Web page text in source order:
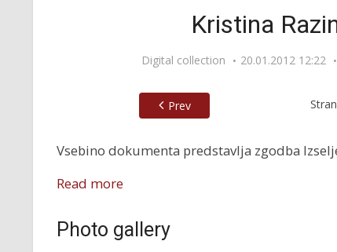
Kristina
Digital collection 20.01.2012 12:22
Stran
Prev
Vsebino dokumenta predstavlja zgodba
Read more
Photo gallery